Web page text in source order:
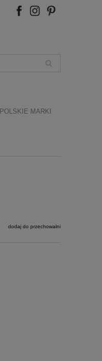
FB IN
POLSKIE MARKI
dodaj do przechowalni